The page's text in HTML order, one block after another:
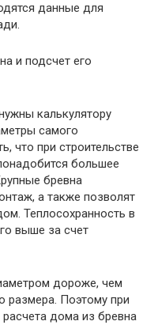
данные для
и подсчет его
калькулятору
самого
что при строительстве
большее
бревна
а также позволят
Теплосохранность в
выше за счет
дороже, чем
размера. Поэтому при
дома из бревна